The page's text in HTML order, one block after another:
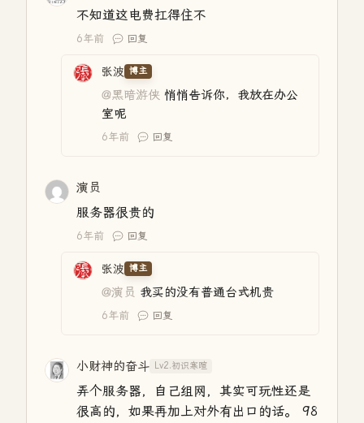
不知道这电费扛得住不
6年前 回复
张波 博主
@黑暗游侠 悄悄告诉你，我放在办公
室呢
6年前 回复
演员
服务器很贵的
6年前 回复
张波 博主
@演员 我买的没有普通台式机贵
6年前 回复
小财神的奋斗 Lv2.初识寒暄
弄个服务器，自己组网，其实可玩性还是
很高的，如果再加上对外有出口的话。 98